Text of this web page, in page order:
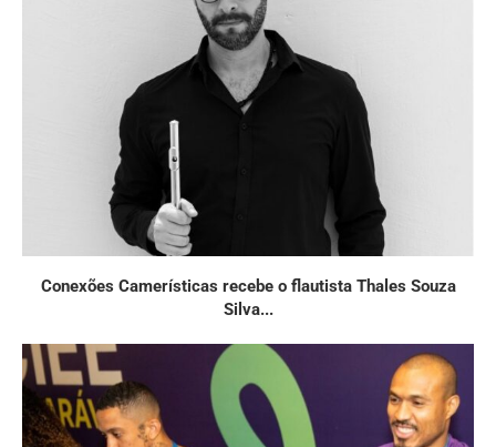
Conexões Camerísticas recebe o flautista Thales Souza
Silva...